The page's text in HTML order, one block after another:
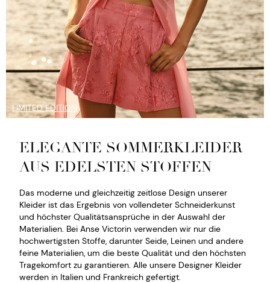
LIMITED EDITION
ELEGANTE SOMMERKLEIDER
AUS EDELSTEN STOFFEN
Das moderne und gleichzeitig zeitlose Design unserer
Kleider ist das Ergebnis von vollendeter Schneiderkunst
und höchster Qualitätsansprüche in der Auswahl der
Materialien. Bei Anse Victorin verwenden wir nur die
hochwertigsten Stoffe, darunter Seide, Leinen und andere
feine Materialien, um die beste Qualität und den höchsten
Tragekomfort zu garantieren. Alle unsere Designer Kleider
werden in Italien und Frankreich gefertigt.